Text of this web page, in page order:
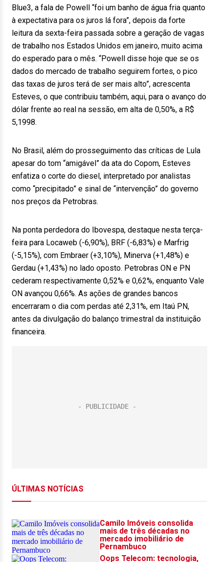
Blue3, a fala de Powell “foi um banho de água fria quanto
à expectativa para os juros lá fora”, depois da forte
leitura da sexta-feira passada sobre a geração de vagas
de trabalho nos Estados Unidos em janeiro, muito acima
do esperado para o mês. “Powell disse hoje que se os
dados do mercado de trabalho seguirem fortes, o pico
das taxas de juros terá de ser mais alto”, acrescenta
Esteves, o que contribuiu também, aqui, para o avanço do
dólar frente ao real na sessão, em alta de 0,50%, a R$
5,1998.
No Brasil, além do prosseguimento das críticas de Lula
apesar do tom “amigável” da ata do Copom, Esteves
enfatiza o corte do diesel, interpretado por analistas
como “precipitado” e sinal de “intervenção” do governo
nos preços da Petrobras.
Na ponta perdedora do Ibovespa, destaque nesta terça-
feira para Locaweb (-6,90%), BRF (-6,83%) e Marfrig
(-5,15%), com Embraer (+3,10%), Minerva (+1,48%) e
Gerdau (+1,43%) no lado oposto. Petrobras ON e PN
cederam respectivamente 0,52% e 0,62%, enquanto Vale
ON avançou 0,66%. As ações de grandes bancos
encerraram o dia com perdas até 2,31%, em Itaú PN,
antes da divulgação do balanço trimestral da instituição
financeira.